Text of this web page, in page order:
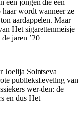
een jongen die een
haar wordt wanneer ze
aardappelen. Maar
Het sigarettenmeisje
jaren ’20.
Joelija Solntseva
publiekslieveling van
wer-den: de
en dus Het